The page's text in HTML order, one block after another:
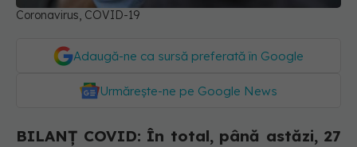
Coronavirus, COVID-19
Adaugă-ne ca sursă preferată în Google
Urmărește-ne pe Google News
BILANȚ COVID: În total, până astăzi, 27